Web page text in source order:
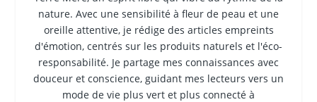
nature. Avec une sensibilité à fleur de peau et une
oreille attentive, je rédige des articles empreints
d'émotion, centrés sur les produits naturels et l'éco-
responsabilité. Je partage mes connaissances avec
douceur et conscience, guidant mes lecteurs vers un
mode de vie plus vert et plus connecté à